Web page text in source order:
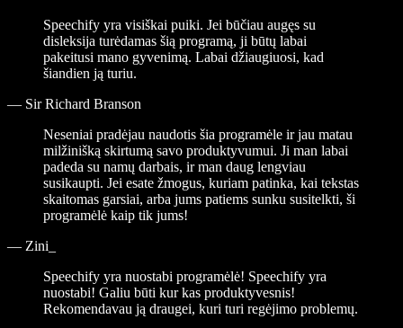
Speechify yra visiškai puiki. Jei būčiau augęs su
disleksija turėdamas šią programą, ji būtų labai
pakeitusi mano gyvenimą. Labai džiaugiuosi, kad
šiandien ją turiu.
— Sir Richard Branson
Neseniai pradėjau naudotis šia programėle ir jau matau
milžinišką skirtumą savo produktyvumui. Ji man labai
padeda su namų darbais, ir man daug lengviau
susikaupti. Jei esate žmogus, kuriam patinka, kai tekstas
skaitomas garsiai, arba jums patiems sunku susitelkti, ši
programėlė kaip tik jums!
— Zini_
Speechify yra nuostabi programėlė! Speechify yra
nuostabi! Galiu būti kur kas produktyvesnis!
Rekomendavau ją draugei, kuri turi regėjimo problemų.